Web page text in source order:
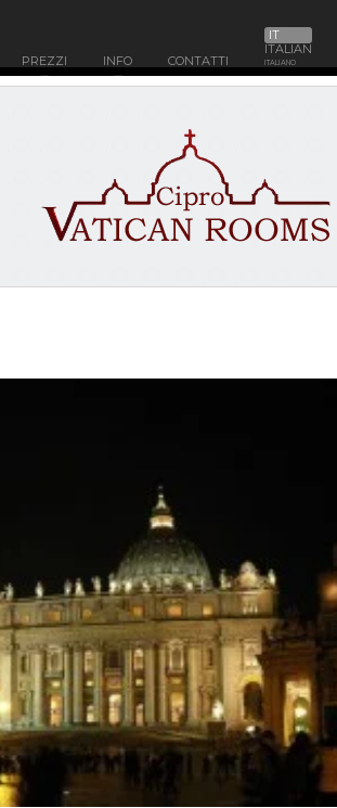
PREZZI INFO CONTATTI
IT
ITALIAN
ITALIANO